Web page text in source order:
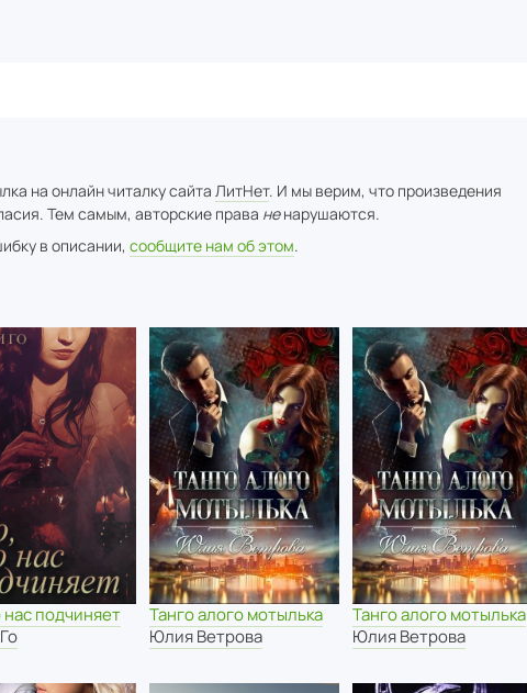
на онлайн читалку сайта ЛитНет. И мы верим, что произведения
Тем самым, авторские права ненарушаются.
в описании, сообщите нам об этом.
нас подчиняет
Танго алого мотылька
Юлия Ветрова
Танго алого мотылька
Юлия Ветрова